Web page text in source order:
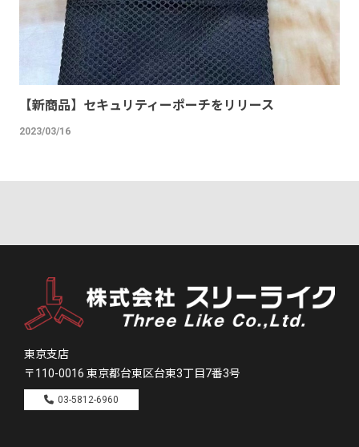
【新商品】セキュリティーポーチをリリース
2023/03/16
東京支店
〒110-0016 東京都台東区台東3丁目7番3号
03-5812-6960